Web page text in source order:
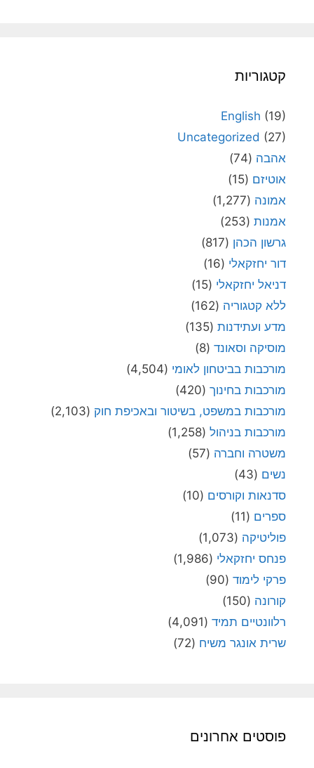
קטגוריות
English (19)
Uncategorized (27)
אהבה (74)
אוטיזם (15)
אמונה (1,277)
אמנות (253)
גרשון הכהן (817)
דור יחזקאלי (16)
דניאל יחזקאלי (15)
ללא קטגוריה (162)
מדע ועתידנות (135)
מוסיקה וסאונד (8)
מורכבות בביטחון לאומי (4,504)
מורכבות בחינוך (420)
מורכבות במשפט, בשיטור ובאכיפת חוק (2,103)
מורכבות בניהול (1,258)
משטרה וחברה (57)
נשים (43)
סדנאות וקורסים (10)
ספרים (11)
פוליטיקה (1,073)
פנחס יחזקאלי (1,986)
פרקי לימוד (90)
קורונה (150)
רלוונטיים תמיד (4,091)
שרית אונגר משיח (72)
פוסטים אחרונים